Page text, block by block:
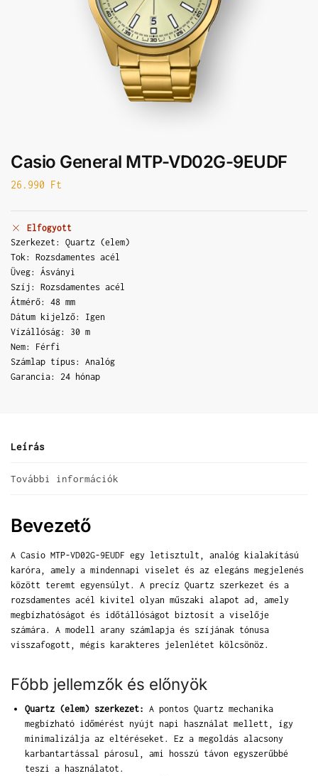
Casio General MTP-VD02G-9EUDF
26.990 Ft
Elfogyott
Szerkezet: Quartz (elem)
Tok: Rozsdamentes acél
Üveg: Ásványi
Szíj: Rozsdamentes acél
Átmérő: 48 mm
Dátum kijelző: Igen
Vízállóság: 30 m
Nem: Férfi
Számlap típus: Analóg
Garancia: 24 hónap
Leírás
További információk
Bevezető
A Casio MTP-VD02G-9EUDF egy letisztult, analóg kialakítású
karóra, amely a mindennapi viselet és az elegáns megjelenés
között teremt egyensúlyt. A precíz Quartz szerkezet és a
rozsdamentes acél kivitel olyan műszaki alapot ad, amely
megbízhatóságot és időtállóságot biztosít a viselője
számára. A modell arany számlapja és szíjának tónusa
visszafogott, mégis karakteres jelenlétet kölcsönöz.
Főbb jellemzők és előnyök
Quartz (elem) szerkezet: A pontos Quartz mechanika
megbízható időmérést nyújt napi használat mellett, így
minimalizálja az eltéréseket. Ez a megoldás alacsony
karbantartással párosul, ami hosszú távon egyszerűbbé
teszi a használatot.